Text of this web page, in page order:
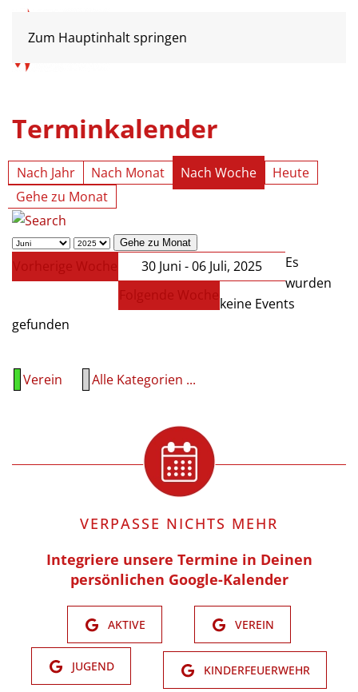
Zum Hauptinhalt springen
Terminkalender
Nach Jahr Nach Monat Nach Woche
Heute
Gehe zu Monat
Gehe zu Monat
Vorherige Woche
30 Juni - 06 Juli, 2025
Folgende Woche
Es
wurden
keine Events
gefunden
Verein Alle Kategorien ...
VERPASSE NICHTS MEHR
Integriere unsere Termine in Deinen
persönlichen Google-Kalender
AKTIVE VEREIN
JUGEND KINDERFEUERWEHR